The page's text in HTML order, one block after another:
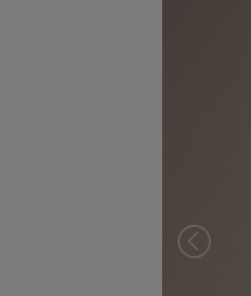
Previous